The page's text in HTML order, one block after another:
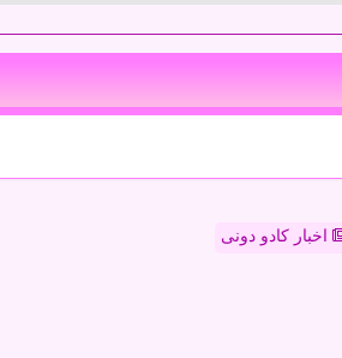
اخبار کادو دونی